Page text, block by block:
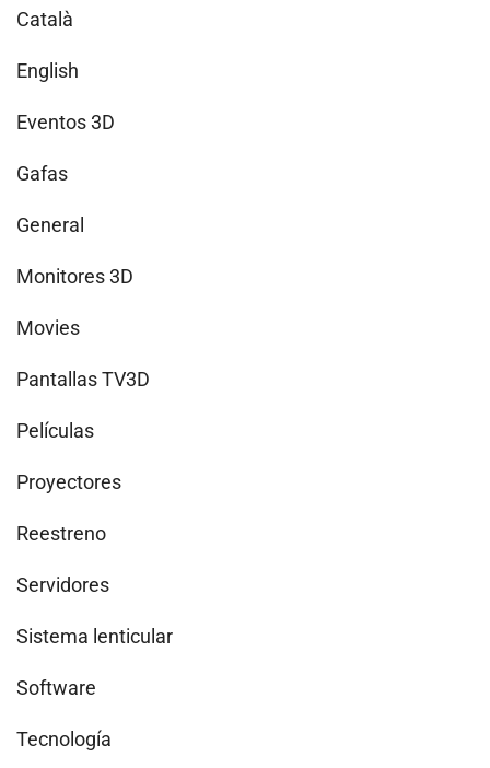
Català
English
Eventos 3D
Gafas
General
Monitores 3D
Movies
Pantallas TV3D
Películas
Proyectores
Reestreno
Servidores
Sistema lenticular
Software
Tecnología